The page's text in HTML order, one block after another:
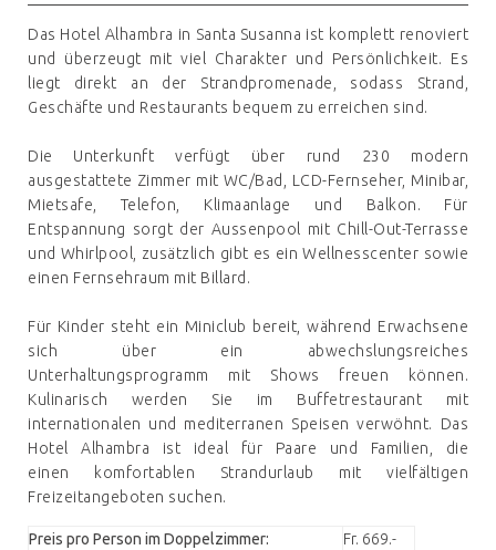
Das Hotel Alhambra in Santa Susanna ist komplett renoviert
und überzeugt mit viel Charakter und Persönlichkeit. Es
liegt direkt an der Strandpromenade, sodass Strand,
Geschäfte und Restaurants bequem zu erreichen sind.
Die Unterkunft verfügt über rund 230 modern
ausgestattete Zimmer mit WC/Bad, LCD-Fernseher, Minibar,
Mietsafe, Telefon, Klimaanlage und Balkon. Für
Entspannung sorgt der Aussenpool mit Chill-Out-Terrasse
und Whirlpool, zusätzlich gibt es ein Wellnesscenter sowie
einen Fernsehraum mit Billard.
Für Kinder steht ein Miniclub bereit, während Erwachsene
sich über ein abwechslungsreiches
Unterhaltungsprogramm mit Shows freuen können.
Kulinarisch werden Sie im Buffetrestaurant mit
internationalen und mediterranen Speisen verwöhnt. Das
Hotel Alhambra ist ideal für Paare und Familien, die
einen komfortablen Strandurlaub mit vielfältigen
Freizeitangeboten suchen.
Preis pro Person im Doppelzimmer: Fr. 669.-